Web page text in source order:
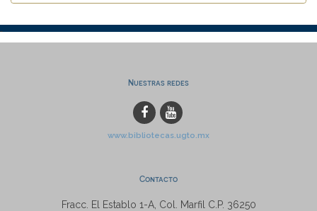
Nuestras redes
www.bibliotecas.ugto.mx
Contacto
Fracc. El Establo 1-A, Col. Marfil C.P. 36250